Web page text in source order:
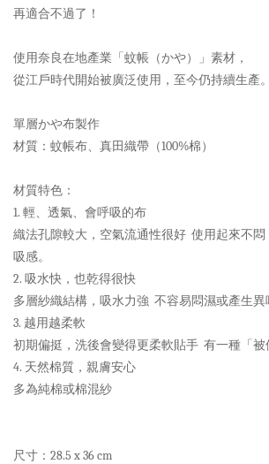
再適合不過了！
使用奈良在地產業「蚊帳（かや）」素材，
從江戶時代開始被廣泛使用，至今仍持續生產。
單層かや布製作
材質：蚊帳布、真田織帶（100%棉）
材質特色：
1. 輕、透氣、會呼吸的布
織法孔隙較大，空氣流通性很好 使用起來不
吸感。
2. 吸水快，也乾得很快
多層紗織結構，吸水力強 不容易悶濕或產生異
3. 越用越柔軟
初期偏挺，洗後會變得更柔軟貼手 有一種「被
4. 天然棉質，親膚安心
多為純棉或棉混紗
尺寸：28.5 x 36 cm